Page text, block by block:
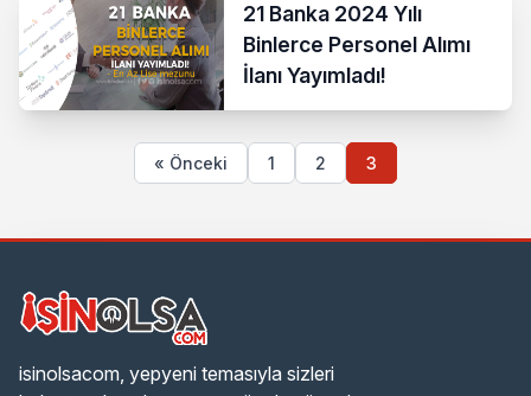
21 Banka 2024 Yılı
Binlerce Personel Alımı
İlanı Yayımladı!
« Önceki 1 2 3
isinolsacom, yepyeni temasıyla sizleri